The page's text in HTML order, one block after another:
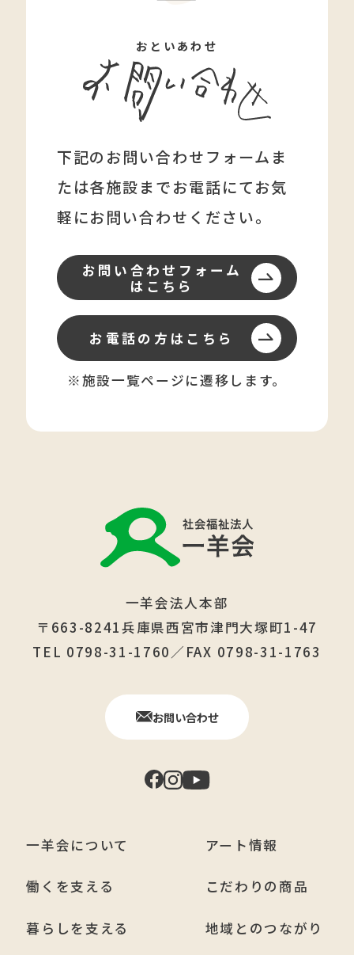
おといあわせ
下記のお問い合わせフォームま
たは各施設までお電話にてお気
軽にお問い合わせください。
お問い合わせフォーム
はこちら
お電話の方はこちら
※施設一覧ページに遷移します。
一羊会法人本部
〒663-8241兵庫県西宮市津門大塚町1-47
TEL 0798-31-1760／FAX 0798-31-1763
お問い合わせ
一羊会について
働くを支える
暮らしを支える
アート情報
こだわりの商品
地域とのつながり